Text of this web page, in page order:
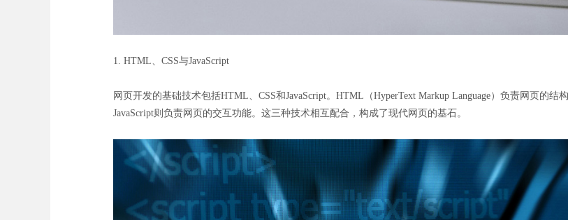
1. HTML、CSS与JavaScript
网页开发的基础技术包括HTML、CSS和JavaScript。HTML（HyperText Markup Language）负责网页的结
JavaScript则负责网页的交互功能。这三种技术相互配合，构成了现代网页的基石。